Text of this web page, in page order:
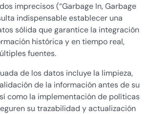
imprecisos (“Garbage In, Garbage
indispensable establecer una
sólida que garantice la integración
histórica y en tiempo real,
fuentes.
de los datos incluye la limpieza,
de la información antes de su
como la implementación de políticas
su trazabilidad y actualización